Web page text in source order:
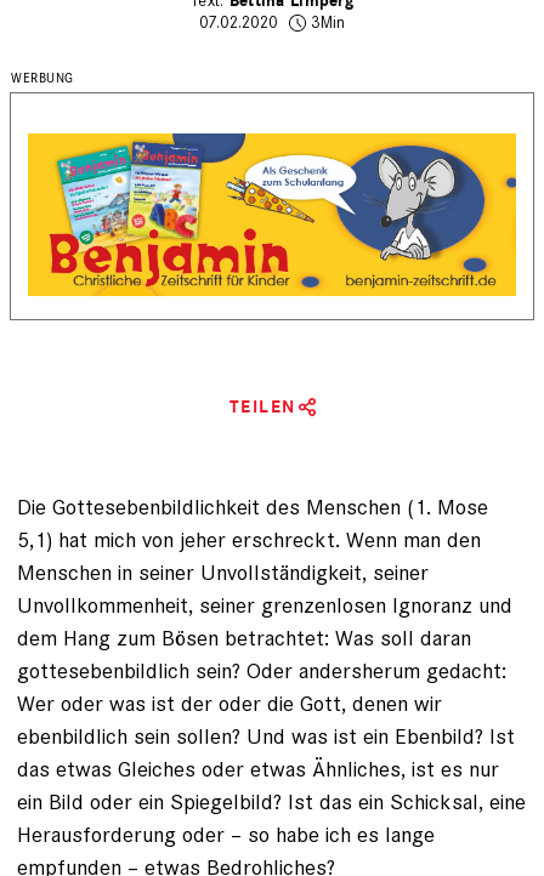
07.02.2020
3Min
TEILEN
Die Gottesebenbildlichkeit des Menschen ­(1. Mose
5,1) hat mich von jeher erschreckt. Wenn man den
Menschen in seiner Unvollständigkeit, seiner
Unvollkommenheit, seiner grenzenlosen Ignoranz und
dem Hang zum Bösen betrachtet: Was soll daran
gottesebenbildlich sein? Oder andersherum gedacht:
Wer oder was ist der oder die Gott, denen wir
ebenbildlich sein sollen? Und was ist ein Ebenbild? Ist
das etwas ­Gleiches oder etwas Ähnliches, ist es nur
ein Bild oder ein Spiegelbild? Ist das ein Schicksal, eine
Herausforderung oder – so habe ich es lange
empfunden­ – ­etwas Bedrohliches?